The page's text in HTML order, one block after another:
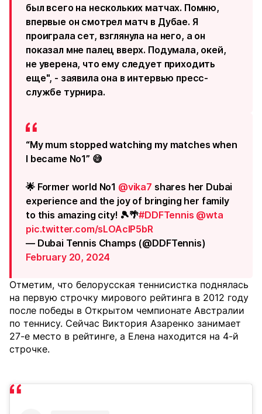
был всего на нескольких матчах. Помню,
впервые он смотрел матч в Дубае. Я
проиграла сет, взглянула на него, а он
показал мне палец вверх. Подумала, окей,
не уверена, что ему следует приходить
еще", - заявила она в интервью пресс-
службе турнира.
“My mum stopped watching my matches when
I became No1” 😅
🌟 Former world No1 @vika7 shares her Dubai
experience and the joy of bringing her family
to this amazing city! 🎾🌴#DDFTennis @wta
pic.twitter.com/sLOAclP5bR
— Dubai Tennis Champs (@DDFTennis)
February 20, 2024
Отметим, что белорусская теннисистка поднялась
на первую строчку мирового рейтинга в 2012 году
после победы в Открытом чемпионате Австралии
по теннису. Сейчас Виктория Азаренко занимает
27-е место в рейтинге, а Елена находится на 4-й
строчке.